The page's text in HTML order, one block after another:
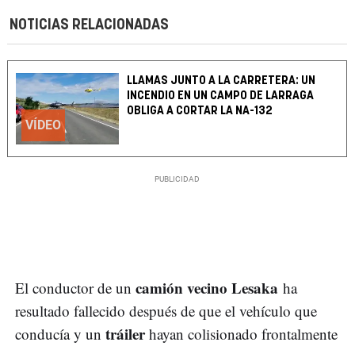
NOTICIAS RELACIONADAS
VÍDEO
LLAMAS JUNTO A LA CARRETERA: UN
INCENDIO EN UN CAMPO DE LARRAGA
OBLIGA A CORTAR LA NA-132
El conductor de un camión vecino Lesaka ha
resultado fallecido después de que el vehículo que
conducía y un tráilerhayan colisionado frontalmente